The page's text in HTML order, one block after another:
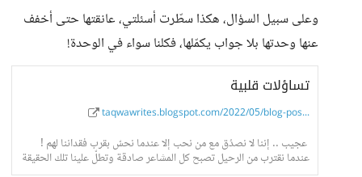
وعلى سبيل السؤال، هكذا سطّرت أسئلتي، عانقتها حتى أخفف
عنها وحدتها بلا جواب يكمّلها، فكلنا سواء في الوحدة!
تساؤلات قلبية
taqwawrites.blogspot.com/2022/05/blog-pos...
عجيب .. إننا لا نصدُق مع من نحب إلا عندما نحسّ بقرب فقداننا لهم !
عندما نقترب من الرحيل تصبح كل المشاعر صادقة وتطلّ علينا تلك الحقيقة
التي ...